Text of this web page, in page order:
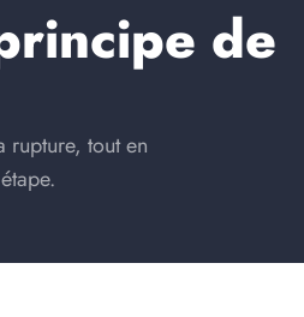
de
rupture, tout en